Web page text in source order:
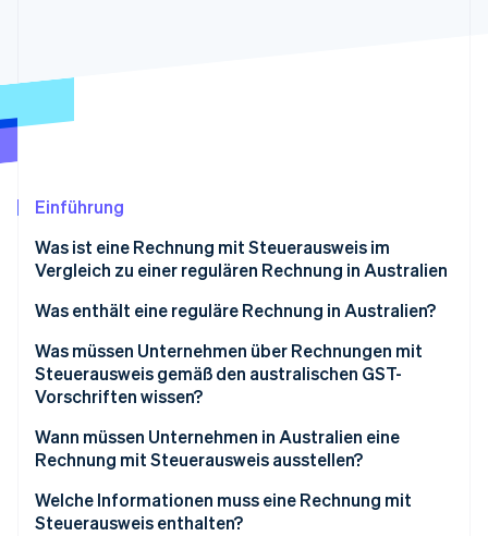
Stripe-Sessions 2026
Erfahren Sie, wie Stripe Lösungen für die
Jetzt ansehen
Einführung
Was ist eine Rechnung mit Steuerausweis im
Vergleich zu einer regulären Rechnung in Australien
Was enthält eine reguläre Rechnung in Australien?
Was müssen Unternehmen über Rechnungen mit
Steuerausweis gemäß den australischen GST-
Vorschriften wissen?
Wann müssen Unternehmen in Australien eine
Rechnung mit Steuerausweis ausstellen?
Welche Informationen muss eine Rechnung mit
Steuerausweis enthalten?